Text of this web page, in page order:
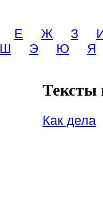
Е Ж З
Ш Э Ю Я
Тексты
Как дела